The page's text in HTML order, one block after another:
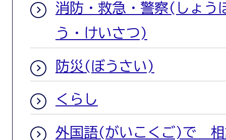
消防・救急・警察(しょう
う・けいさつ)
防災(ぼうさい)
くらし
外国語(がいこくご)で